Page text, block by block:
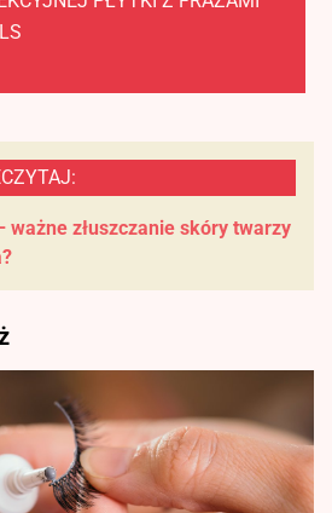
ważne złuszczanie skóry twarzy